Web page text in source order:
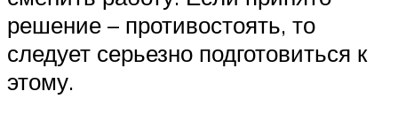
решение – противостоять, то
следует серьезно подготовиться к
этому.